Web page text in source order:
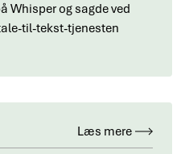
Whisper og sagde ved
til-tekst-tjenesten
Læs mere